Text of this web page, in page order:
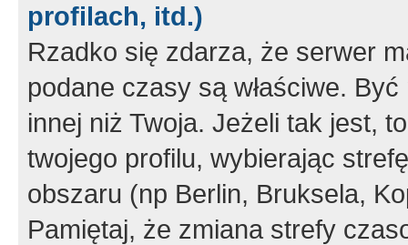
profilach, itd.)
Rzadko się zdarza, że serwer
podane czasy są właściwe.
innej niż Twoja. Jeżeli tak jest,
twojego profilu, wybierając
obszaru (np Berlin, Bruksela,
Pamiętaj, że zmiana strefy